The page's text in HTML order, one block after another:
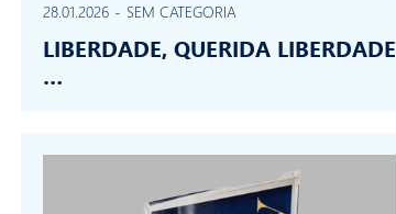
28.01.2026 - SEM CATEGORIA
LIBERDADE, QUERIDA LIBERDADE
…